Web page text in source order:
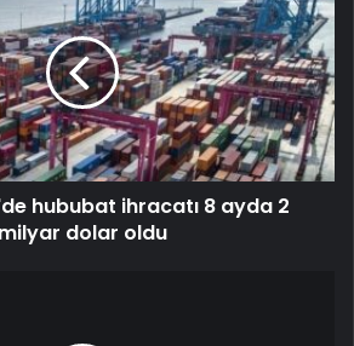
hububat ihracatı 8 ayda 2
milyar dolar oldu